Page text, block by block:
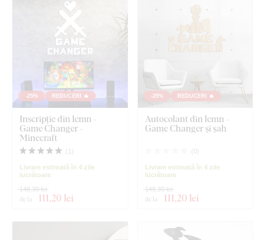
-25% REDUCERI 🔥
Inscripție din lemn -
Game Changer -
Minecraft
( )
Livrare estimată în 4 zile
lucrătoare
de la 111,20 lei
148,30 lei
-25% REDUCERI 🔥
Autocolant din lemn -
Game Changer și șah
( 0 )
Livrare estimată în 4 zile
lucrătoare
de la 111,20 lei
148,30 lei